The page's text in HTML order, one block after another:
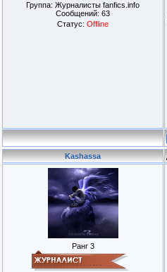
Группа: Журналисты fanfics.info
Сообщений: 63
Статус: Offline
Kashassa
Ранг 3